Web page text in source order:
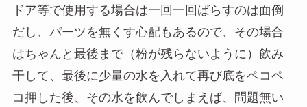
ドア等で使用する場合は一回一回ばらすのは面倒
だし、パーツを無くす心配もあるので、その場合
はちゃんと最後まで（粉が残らないように）飲み
干して、最後に少量の水を入れて再び底をペコペ
コ押した後、その水を飲んでしまえば、問題無い